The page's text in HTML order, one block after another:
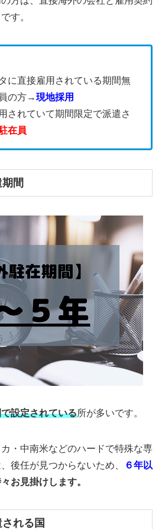
す。
に直接雇用されている期間無
の方→現地採用
されていて期間限定で派遣さ
在員
間
設定されている所が多いです。
・中南米などのハードで特殊な専
後任が見つからないため、
６年以
お見掛けします。
れる国